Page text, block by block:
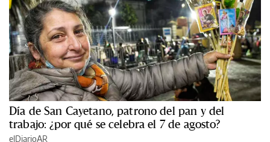
Día de San Cayetano, patrono del pan y del
trabajo: ¿por qué se celebra el 7 de agosto?
elDiarioAR